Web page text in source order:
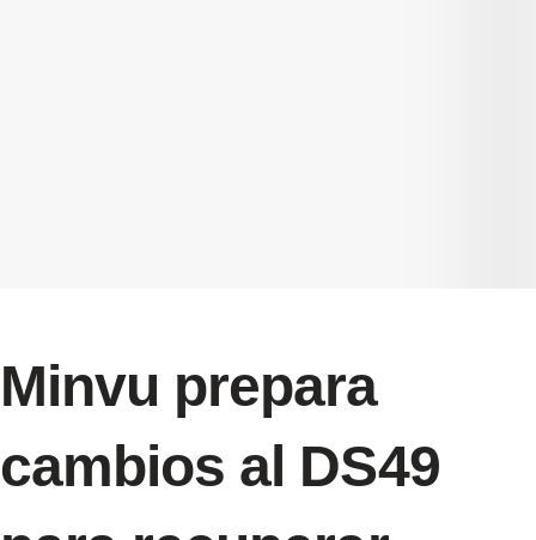
Minvu prepara
cambios al DS49